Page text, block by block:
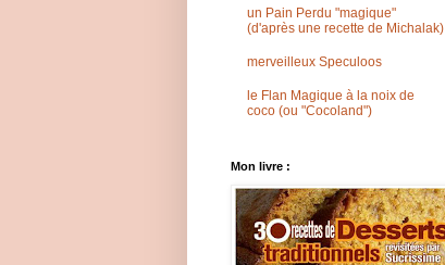
un Pain Perdu "magique"
(d'après une recette de Michalak)
merveilleux Speculoos
le Flan Magique à la noix de
coco (ou "Cocoland")
Mon livre :